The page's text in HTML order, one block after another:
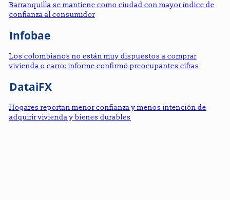
Barranquilla se mantiene como ciudad con mayor índice de
confianza al consumidor
Infobae
Los colombianos no están muy dispuestos a comprar
vivienda o carro: informe confirmó preocupantes cifras
DataiFX
Hogares reportan menor confianza y menos intención de
adquirir vivienda y bienes durables